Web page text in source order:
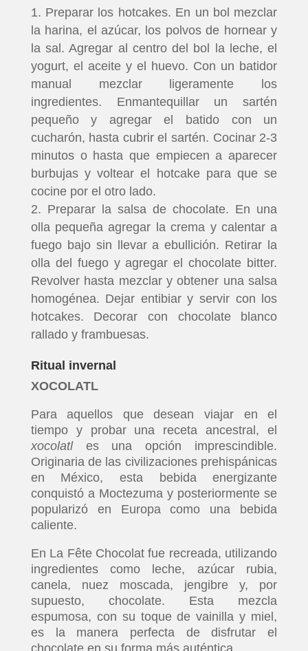
Preparar los hotcakes. En un bol mezclar
la harina, el azúcar, los polvos de hornear y
la sal. Agregar al centro del bol la leche, el
yogurt, el aceite y el huevo. Con un batidor
manual mezclar ligeramente los
ingredientes. Enmantequillar un sartén
pequeño y agregar el batido con un
cucharón, hasta cubrir el sartén. Cocinar 2-3
minutos o hasta que empiecen a aparecer
burbujas y voltear el hotcake para que se
cocine por el otro lado.
Preparar la salsa de chocolate. En una
olla pequeña agregar la crema y calentar a
fuego bajo sin llevar a ebullición. Retirar la
olla del fuego y agregar el chocolate bitter.
Revolver hasta mezclar y obtener una salsa
homogénea. Dejar entibiar y servir con los
hotcakes. Decorar con chocolate blanco
rallado y frambuesas.
Ritual invernal
XOCOLATL
Para aquellos que desean viajar en el
tiempo y probar una receta ancestral, el
xocolatles una opción imprescindible.
Originaria de las civilizaciones prehispánicas
en México, esta bebida energizante
conquistó a Moctezuma y posteriormente se
popularizó en Europa como una bebida
caliente.
En La Fête Chocolat fue recreada, utilizando
ingredientes como leche, azúcar rubia,
canela, nuez moscada, jengibre y, por
supuesto, chocolate. Esta mezcla
espumosa, con su toque de vainilla y miel,
es la manera perfecta de disfrutar el